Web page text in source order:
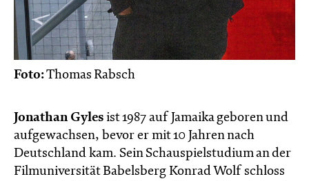
Foto:Thomas Rabsch
Jonathan Gyles ist 1987 auf Jamaika geboren und
aufgewachsen, bevor er mit 10 Jahren nach
Deutschland kam. Sein Schauspielstudium an der
Filmuniversität Babelsberg Konrad Wolf schloss